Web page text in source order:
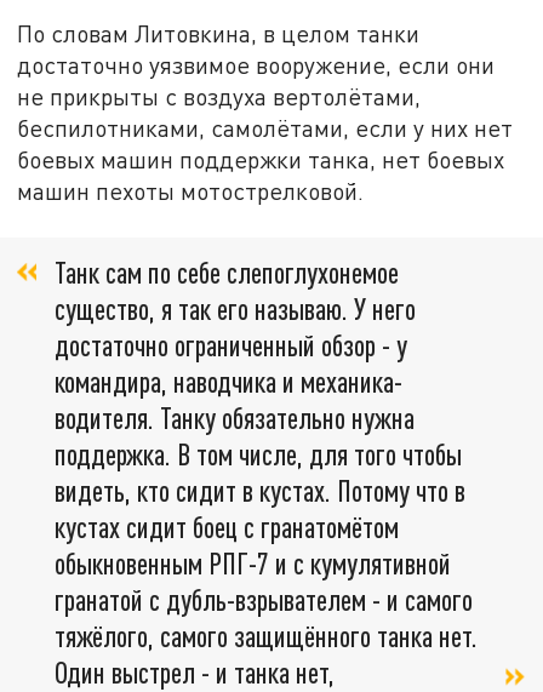
По словам Литовкина, в целом танки
достаточно уязвимое вооружение, если они
не прикрыты с воздуха вертолётами,
беспилотниками, самолётами, если у них нет
боевых машин поддержки танка, нет боевых
машин пехоты мотострелковой.
Танк сам по себе слепоглухонемое
существо, я так его называю. У него
достаточно ограниченный обзор - у
командира, наводчика и механика-
водителя. Танку обязательно нужна
поддержка. В том числе, для того чтобы
видеть, кто сидит в кустах. Потому что в
кустах сидит боец с гранатомётом
обыкновенным РПГ-7 и с кумулятивной
гранатой с дубль-взрывателем - и самого
тяжёлого, самого защищённого танка нет.
Один выстрел - и танка нет,